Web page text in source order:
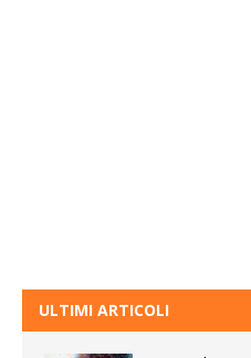
ULTIMI ARTICOLI